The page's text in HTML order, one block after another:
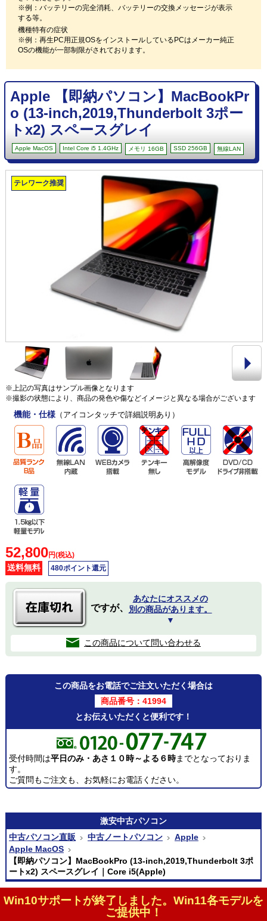
※例：バッテリーの完全消耗、バッテリーの交換メッセージが表示
する等。
機種特有の症状
※例：再生PC用正規OSをインストールしているPCはメーカー純正
OSの機能が一部制限がされております。
Apple 【即納パソコン】MacBookPr
o (13-inch,2019,Thunderbolt 3ポー
トx2) スペースグレイ
Apple MacOS Intel Core i5 1.4GHz メモリ 16GB SSD 256GB 無線LAN
テレワーク推奨
※上記の写真はサンプル画像となります
※撮影の状態により、商品の発色や傷などイメージと異なる場合がございます
機能・仕様（アイコンタッチで詳細説明あり）
52,800円(税込)
送料無料 480ポイント還元
ですが、
あなたにオススメの
別の商品があります。
▼
この商品について問い合わせる
この商品をお電話でご注文いただく場合は
商品番号：41994
とお伝えいただくと便利です！
受付時間は平日のみ・あさ１０時～よる６時までとなっておりま
す。
ご質問もご注文も、お気軽にお電話ください。
激安中古パソコン
中古パソコン直販
中古ノートパソコン
Apple
Apple MacOS
【即納パソコン】MacBookPro (13-inch,2019,Thunderbolt 3ポ
ートx2) スペースグレイ｜Core i5(Apple)
Win10サポートが終了しました。Win11各モデルを
ご提供中！